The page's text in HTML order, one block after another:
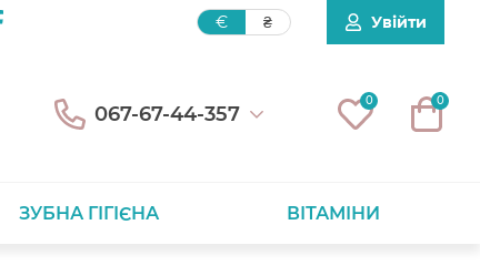
€ ₴ Увійти
067-67-44-357
0 0
ЗУБНА ГІГІЄНА ВІТАМІНИ